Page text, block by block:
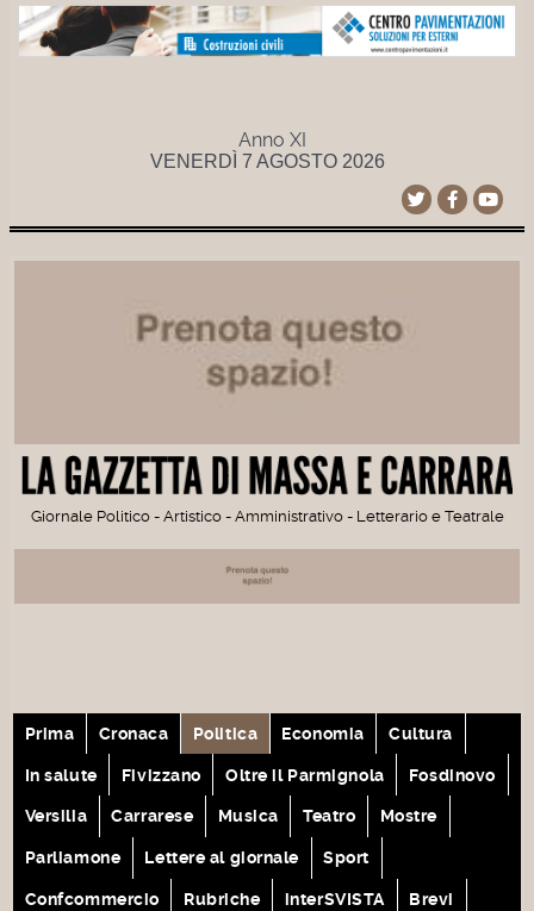
Anno XI
VENERDÌ 7 AGOSTO 2026
Giornale Politico - Artistico - Amministrativo - Letterario e Teatrale
Prima Cronaca Politica Economia Cultura
In salute Fivizzano Oltre il Parmignola Fosdinovo
Versilia Carrarese Musica Teatro Mostre
Parliamone Lettere al giornale Sport
Confcommercio Rubriche interSVISTA Brevi